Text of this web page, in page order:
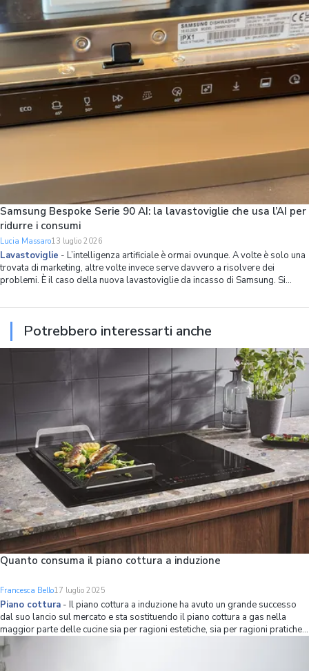
problema che Samsung ha ripensato l’organizzazione dello spazio interno
della lavastov
Samsung Bespoke Serie 90 AI: la lavastoviglie che usa l’AI per
ridurre i consumi
Lucia Massaro13 luglio 2026
Lavastoviglie - L’intelligenza artificiale è ormai ovunque. A volte è solo una
trovata di marketing, altre volte invece serve davvero a risolvere dei
problemi. È il caso della nuova lavastoviglie da incasso di Samsung. Si
modo capillare
Potrebbero interessarti anche
Quanto consuma il piano cottura a induzione
Francesca Bello17 luglio 2025
Piano cottura - Il piano cottura a induzione ha avuto un grande successo
dal suo lancio sul mercato e sta sostituendo il piano cottura a gas nella
maggior parte delle cucine sia per ragioni estetiche, sia per ragioni pratiche.
Infatti, oltre a essere più moderno ed elegante, è anche più facile da pulire,
più si